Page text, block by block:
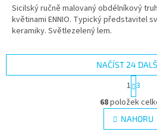
z
5
hvězdiček.
Sicilský ručně malovaný obdélníkový
květinami ENNIO. Typický představitel
keramiky. Světlezelený lem.
O
v
l
á
NAČÍST 24
S
t
r
á
n
k
1 3
68položek
NAHORU